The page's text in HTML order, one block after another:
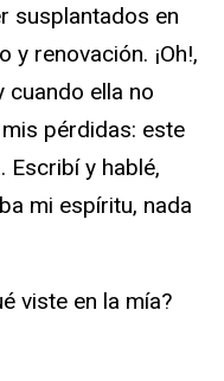
susplantados en
renovación. ¡Oh!,
ella no
pérdidas: este
Escribí y hablé,
mi espíritu, nada
viste en la mía?